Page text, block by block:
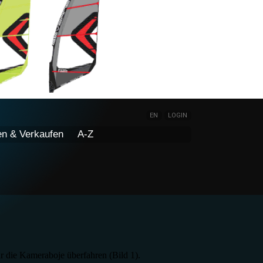
EN LOGIN
& Verkaufen A-Z
die Kameraboje überfahren (Bild 1).